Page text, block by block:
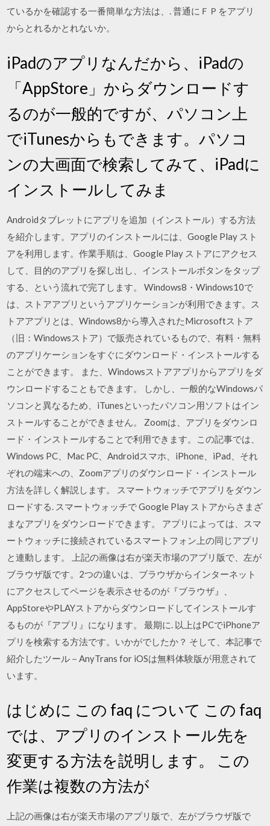
ているかを確認する一番簡単な方法は、. 普通にＦＰをアプリ
からとれるかとれないか。
iPadのアプリなんだから、iPadの
「AppStore」からダウンロードす
るのが一般的ですが、パソコン上
でiTunesからもできます。パソコ
ンの大画面で検索してみて、iPadに
インストールしてみま
Androidタブレットにアプリを追加（インストール）する方法
を紹介します。アプリのインストールには、Google Play スト
アを利用します。作業手順は、Google Play ストアにアクセス
して、目的のアプリを探し出し、インストールボタンをタップ
する、という流れで完了します。 Windows8・Windows10で
は、ストアアプリというアプリケーションが利用できます。ス
トアアプリとは、Windows8から導入されたMicrosoftストア
（旧：Windowsストア）で販売されているもので、有料・無料
のアプリケーションをすぐにダウンロード・インストールする
ことができます。 また、Windowsストアアプリからアプリをダ
ウンロードすることもできます。 しかし、一般的なWindowsパ
ソコンと異なるため、iTunesといったパソコン用ソフトはイン
ストールすることができません。 Zoomは、アプリをダウンロ
ード・インストールすることで利用できます。この記事では、
Windows PC、Mac PC、Androidスマホ、iPhone、iPad、それ
ぞれの端末への、Zoomアプリのダウンロード・インストール
方法を詳しく解説します。 スマートウォッチでアプリをダウン
ロードする. スマートウォッチで Google Play ストアからさまざ
まなアプリをダウンロードできます。 アプリによっては、スマ
ートウォッチに接続されているスマートフォン上の同じアプリ
と連動します。 上記の画像は右が楽天市場のアプリ版で、左が
ブラウザ版です。2つの違いは、ブラウザからインターネット
にアクセスしてページを表示させるのが『ブラウザ』、
AppStoreやPLAYストアからダウンロードしてインストールす
るものが『アプリ』になります。 最期に. 以上はPCでiPhoneア
プリを検索する方法です。いかがでしたか？ そして、本記事で
紹介したツール－AnyTrans for iOSは無料体験版が用意されて
います。
はじめに この faq について この faq
では、アプリのインストール先を
変更する方法を説明します。 この
作業は複数の方法が
上記の画像は右が楽天市場のアプリ版で、左がブラウザ版で